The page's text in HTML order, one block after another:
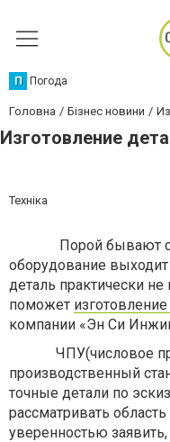
П Погода
Головна Бізнес новини
Изготовление
Техніка
Порой бывают
оборудование выходит
деталь практически
поможет
компании «Эн Си
ЧПУ(числовое
производственный
точные детали по
рассматривать
уверенностью